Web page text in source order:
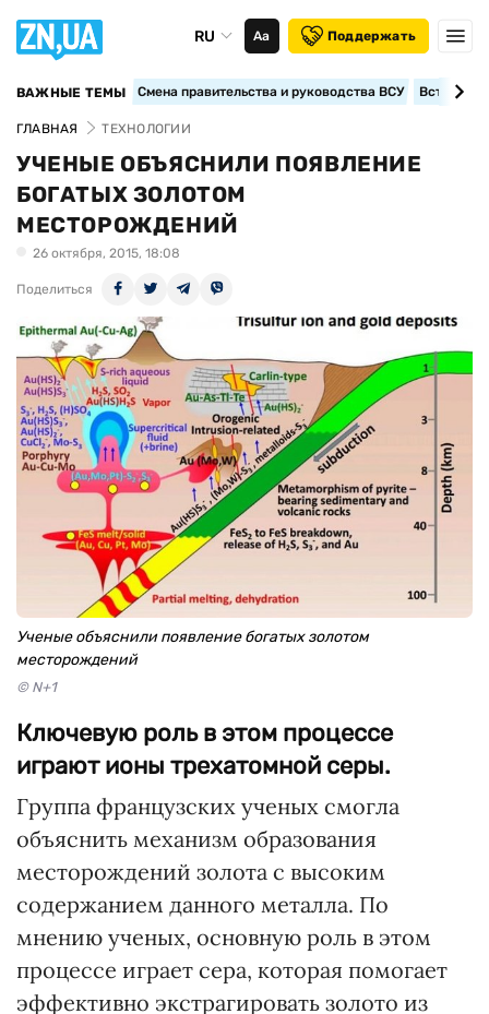
RU Аа Поддержать
ВАЖНЫЕ ТЕМЫ Смена правительства и руководства ВСУ
ГЛАВНАЯ ТЕХНОЛОГИИ
УЧЕНЫЕ ОБЪЯСНИЛИ ПОЯВЛЕНИЕ
БОГАТЫХ ЗОЛОТОМ
МЕСТОРОЖДЕНИЙ
26 октября, 2015, 18:08
Поделиться
Ученые объяснили появление богатых золотом
месторождений
© N+1
Ключевую роль в этом процессе
играют ионы трехатомной серы.
Группа французских ученых смогла
объяснить механизм образования
месторождений золота с высоким
содержанием данного металла. По
мнению ученых, основную роль в этом
процессе играет сера, которая помогает
эффективно экстрагировать золото из